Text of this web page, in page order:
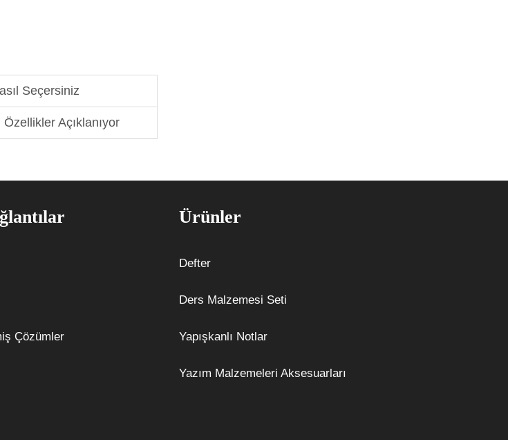
Seçersiniz
Açıklanıyor
Çözümler
Ürünler
Defter
Ders Malzemesi Seti
Yapışkanlı Notlar
Yazım Malzemeleri Aksesuarları